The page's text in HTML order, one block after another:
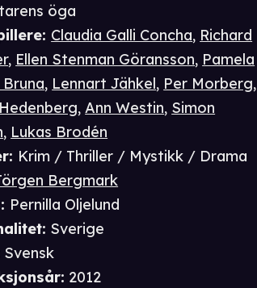
öga
: Claudia Galli Concha, Richard
, Ellen Stenman Göransson, Pamela
, Lennart Jähkel, Per Morberg,
,Ann Westin, Simon
, Lukas Brodén
: Krim / Thriller / Mystikk / Drama
Bergmark
: Pernilla Oljelund
: Sverige
Svensk
: 2012